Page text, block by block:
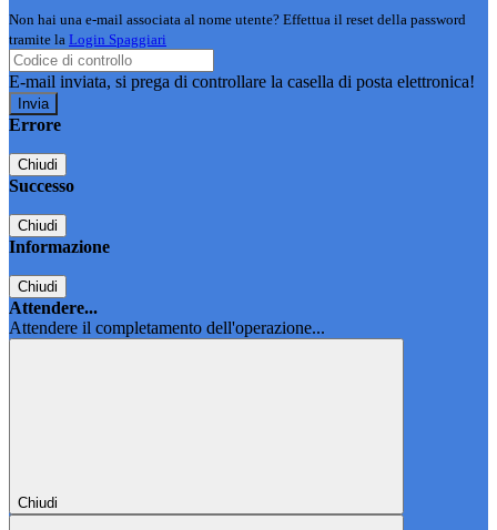
Non hai una e-mail associata al nome utente? Effettua il reset della password
tramite la Login Spaggiari
E-mail inviata, si prega di controllare la casella di posta elettronica!
Errore
Chiudi
Successo
Chiudi
Informazione
Chiudi
Attendere...
Attendere il completamento dell'operazione...
Chiudi